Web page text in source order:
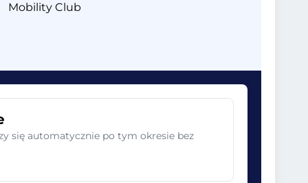
Mobility Club
się automatycznie po tym okresie bez